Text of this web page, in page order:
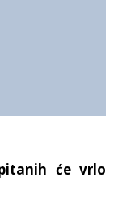
će vrlo